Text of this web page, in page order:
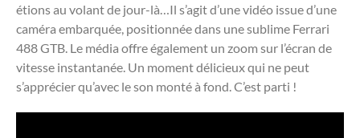
étions au volant de jour-là…Il s’agit d’une vidéo issue d’une
caméra embarquée, positionnée dans une sublime Ferrari
488 GTB. Le média offre également un zoom sur l’écran de
vitesse instantanée. Un moment délicieux qui ne peut
s’apprécier qu’avec le son monté à fond. C’est parti !